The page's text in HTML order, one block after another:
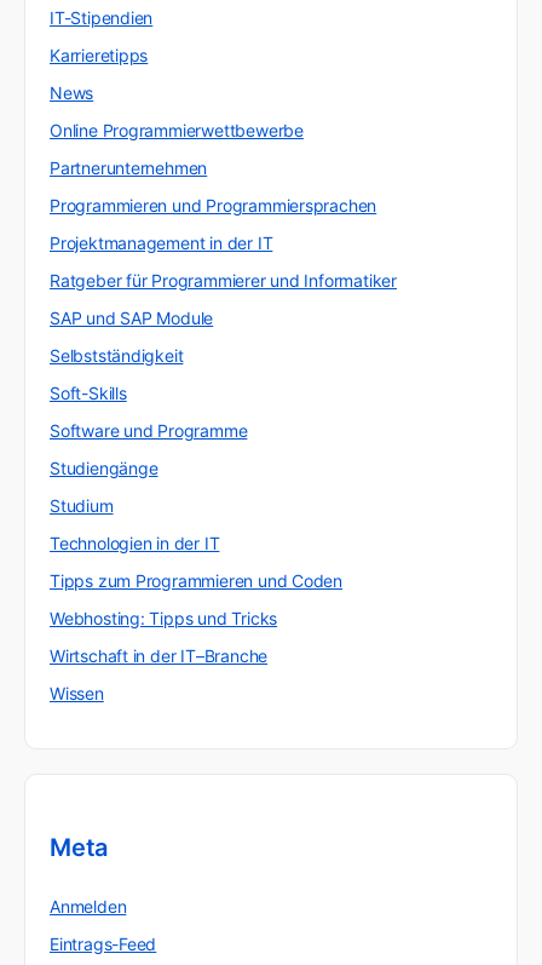
IT-Stipendien
Karrieretipps
News
Online Programmierwettbewerbe
Partnerunternehmen
Programmieren und Programmiersprachen
Projektmanagement in der IT
Ratgeber für Programmierer und Informatiker
SAP und SAP Module
Selbstständigkeit
Soft-Skills
Software und Programme
Studiengänge
Studium
Technologien in der IT
Tipps zum Programmieren und Coden
Webhosting: Tipps und Tricks
Wirtschaft in der IT–Branche
Wissen
Meta
Anmelden
Eintrags-Feed